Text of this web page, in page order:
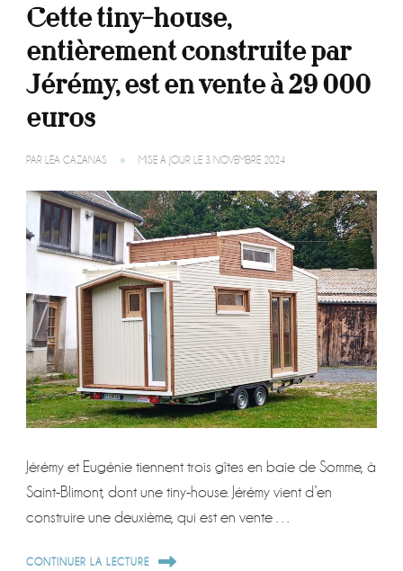
Cette tiny-house,
entièrement construite par
Jérémy, est en vente à 29 000
euros
PAR LÉA CAZANAS MISE À JOUR LE 3 NOVEMBRE 2024
Jérémy et Eugénie tiennent trois gîtes en baie de Somme, à
Saint-Blimont, dont une tiny-house. Jérémy vient d’en
construire une deuxième, qui est en vente …
CONTINUER LA LECTURE